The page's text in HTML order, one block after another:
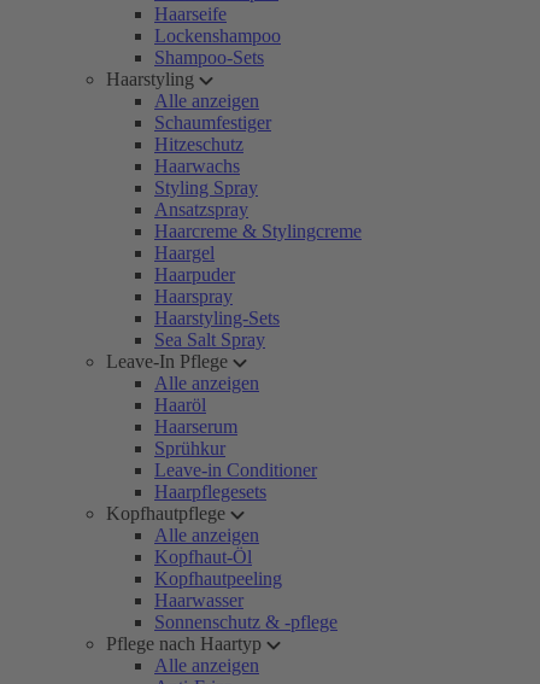
Haarseife
Lockenshampoo
Shampoo-Sets
Haarstyling
Alle anzeigen
Schaumfestiger
Hitzeschutz
Haarwachs
Styling Spray
Ansatzspray
Haarcreme & Stylingcreme
Haargel
Haarpuder
Haarspray
Haarstyling-Sets
Sea Salt Spray
Leave-In Pflege
Alle anzeigen
Haaröl
Haarserum
Sprühkur
Leave-in Conditioner
Haarpflegesets
Kopfhautpflege
Alle anzeigen
Kopfhaut-Öl
Kopfhautpeeling
Haarwasser
Sonnenschutz & -pflege
Pflege nach Haartyp
Alle anzeigen